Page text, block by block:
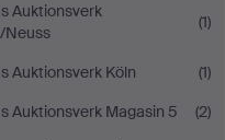
Auktionsverk
Neuss
(1)
Auktionsverk Köln
(1)
Auktionsverk Magasin 5
(2)